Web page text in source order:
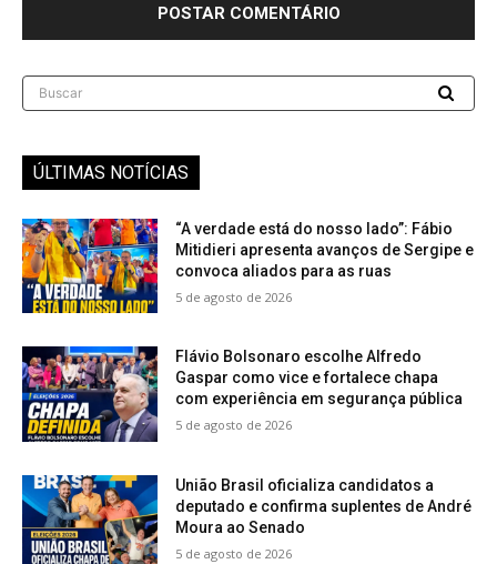
Buscar
ÚLTIMAS NOTÍCIAS
“A verdade está do nosso lado”: Fábio
Mitidieri apresenta avanços de Sergipe e
convoca aliados para as ruas
5 de agosto de 2026
Flávio Bolsonaro escolhe Alfredo
Gaspar como vice e fortalece chapa
com experiência em segurança pública
5 de agosto de 2026
União Brasil oficializa candidatos a
deputado e confirma suplentes de André
Moura ao Senado
5 de agosto de 2026